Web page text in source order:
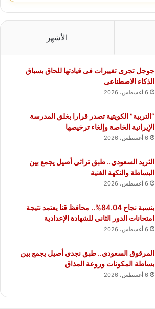
الأشهر
جوجل تجرى تغييرات فى قيادتها للحاق بسباق
الذكاء الاصطناعى
6 أغسطس، 2026
“التربية” الكويتية تصدر قرارا بغلق المدرسة
الإيرانية الخاصة وإلغاء ترخيصها
6 أغسطس، 2026
الثريد السعودي.. طبق تراثي أصيل يجمع بين
البساطة والنكهة الغنية
6 أغسطس، 2026
بنسبة نجاح 84.04%.. محافظ قنا يعتمد نتيجة
امتحانات الدور الثاني للشهادة الإعدادية
6 أغسطس، 2026
المرقوق السعودي.. طبق نجدي أصيل يجمع بين
بساطة المكونات وروعة المذاق
6 أغسطس، 2026